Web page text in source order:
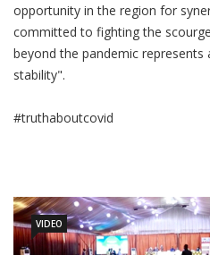
opportunity in the region for
committed to fighting the
beyond the pandemic
stability".
#truthaboutcovid
VIDEO